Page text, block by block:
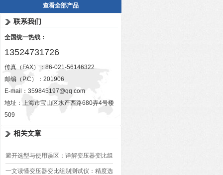
查看全部产品
联系我们
全国统一热线：
13524731726
传真（FAX）：86-021-56146322
邮编（P.C）：201906
E-mail： 359845197@qq.com
地址：上海市宝山区水产西路680弄4号楼
509
相关文章
避开选型与使用误区：详解变压器变比组
别测试仪的日常校准方法、常见组别识别
一文读懂变压器变比组别测试仪：精度选